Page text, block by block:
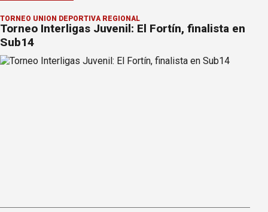
TORNEO UNIÓN DEPORTIVA REGIONAL
Torneo Interligas Juvenil: El Fortín, finalista en
Sub14